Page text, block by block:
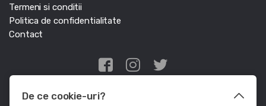
Termeni si conditii
Politica de confidentialitate
Contact
Edris Digital Agency
De ce cookie-uri?